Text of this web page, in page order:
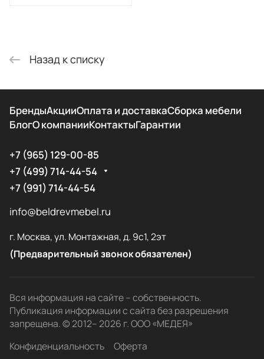
Назад к списку
БрендыАкцииОплата и доставкаСборка мебели
БлогО компанииКонтактыГарантии
+7 (965) 129-00-85
+7 (499) 714-44-54
+7 (991) 714-44-54
info@beldrevmebel.ru
г. Москва, ул. Монтажная, д. 9с1, 2эт
(Предварительный звонок обязателен)
Вся информация на сайте – собственность.
Публикация информации с сайта без разрешения
запрещена. © 2012– 2026 г. ООО «МЕДЕЯ»
Конфиденциальность
Оферта